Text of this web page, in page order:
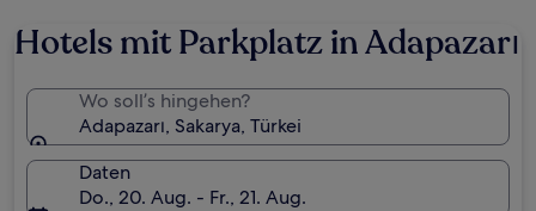
Hotels mit Parkplatz in Adapazarı
Wo soll’s hingehen?
Adapazarı, Sakarya, Türkei
Daten
Do., 20. Aug. - Fr., 21. Aug.